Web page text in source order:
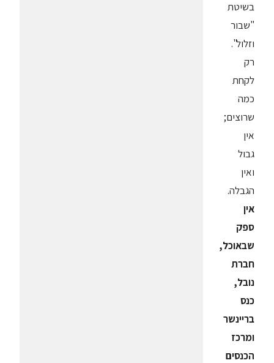
בשיטת
"שבור
וזלול".
רק
לקחת
כמה
שרוצים;
אין
גבול
ואין
הגבלה.
אין
ספק
שבאוכל,
חברת
נובל,
כנס
בריינשר
ומרכז
הכנסים